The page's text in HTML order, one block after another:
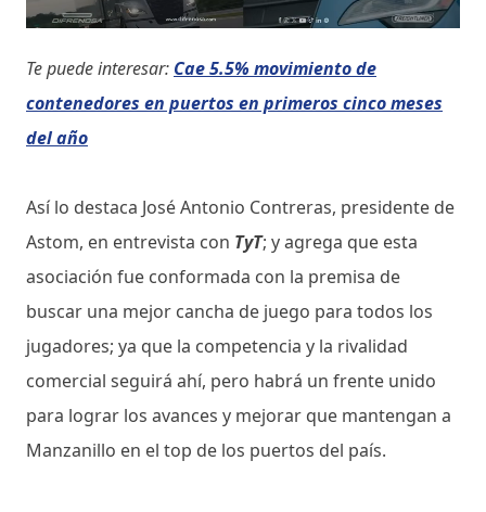
Te puede interesar: Cae 5.5% movimiento de
contenedores en puertos en primeros cinco meses
del año
Así lo destaca José Antonio Contreras, presidente de
Astom, en entrevista con TyT; y agrega que esta
asociación fue conformada con la premisa de
buscar una mejor cancha de juego para todos los
jugadores; ya que la competencia y la rivalidad
comercial seguirá ahí, pero habrá un frente unido
para lograr los avances y mejorar que mantengan a
Manzanillo en el top de los puertos del país.